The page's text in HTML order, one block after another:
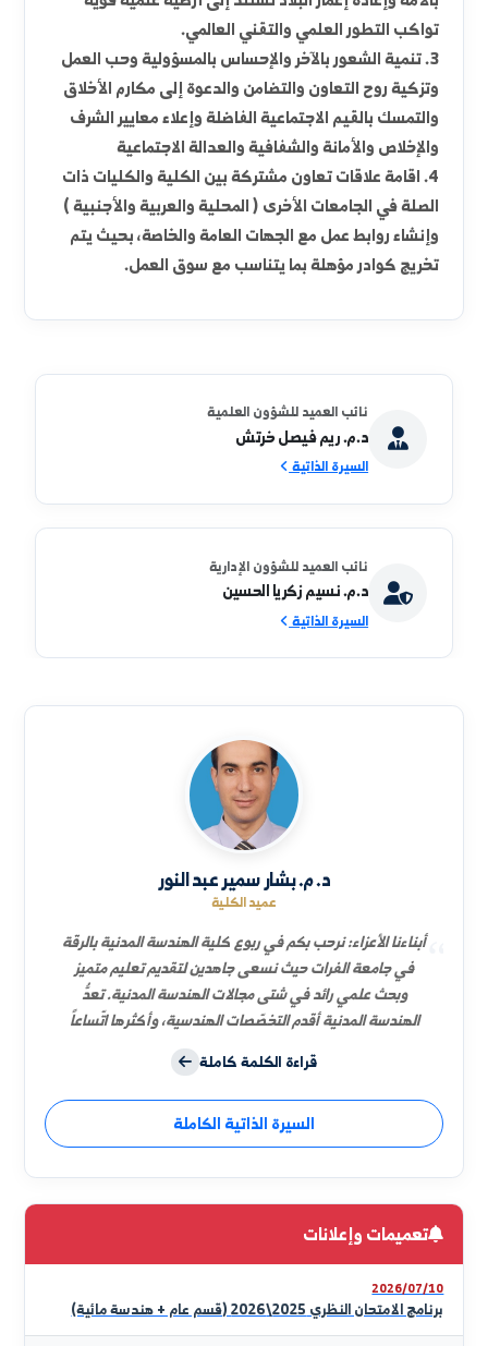
1. مواكبة التطور العلمي والهندسي العالمي ودفع عجلة
البحث العلمي بما يساهم في رفع التقييم العالمي لجامعة
الفرات بشكل مستدام ويساهم في التطور الاقتصادي
والاجتماعي والنهوض العمراني للأمة.
2. إعداد كوادر بشرية مؤهلة بشكل مميز ومناسب للنهوض
بالأمة وإعادة إعمار البلاد تستند إلى أرضية علمية قوية
تواكب التطور العلمي والتقني العالمي.
3. تنمية الشعور بالآخر والإحساس بالمسؤولية وحب العمل
وتزكية روح التعاون والتضامن والدعوة إلى مكارم الأخلاق
والتمسك بالقيم الاجتماعية الفاضلة وإعلاء معايير الشرف
4. اقامة علاقات تعاون مشتركة بين الكلية والكليات ذات
الصلة في الجامعات الأخرى ( المحلية والعربية والأجنبية )
وإنشاء روابط عمل مع الجهات العامة والخاصة، بحيث يتم
تخريج كوادر مؤهلة بما يتناسب مع سوق العمل.
نائب العميد للشؤون العلمية
د.م. ريم فيصل خرتش
نائب العميد للشؤون الإدارية
د.م. نسيم زكريا الحسين
د. م. بشار سمير عبد النور
عميد الكلية
أبناءنا الأعزاء: نرحب بكم في ربوع كلية الهندسة المدنية بالرقة
في جامعة الفرات حيث نسعى جاهدين لتقديم تعليم متميز
الهندسة المدنية أقدم التخصّصات الهندسية، وأكثرها اتّساعاً
وأهمية في دفع عجلة التطوّر الحضاري والعمراني والاجتماعي